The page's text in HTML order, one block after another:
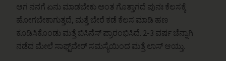
ಆಗ ನನಗೆ ಏನು ಮಾಡಬೇಕು ಅಂತ ಗೊತ್ತಾಗದೆ ಪುನಃ ಕೆಲಸಕ್ಕೆ
ಹೋಗಬೇಕಾಗುತ್ತದೆ, ಮತ್ತೆ ಬೇರೆ ಕಡೆ ಕೆಲಸ ಮಾಡಿ ಹಣ
ಕೂಡಿಸಿಕೊಂಡು ಮತ್ತೆ ಬಿಸಿನೆಸ್ ಪ್ರಾರಂಭಿಸಿದೆ. 2-3 ವರ್ಷ ಚೆನ್ನಾಗಿ
ನಡೆದ ಮೇಲೆ ಸಾಫ್ಟ್‌ವೇರ್ ಸಮಸ್ಯೆಯಿಂದ ಮತ್ತೆ ಲಾಸ್ ಆಯ್ತು.